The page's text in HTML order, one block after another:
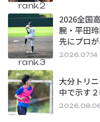
rank.2
2026全国
腕・平田
先にプロ
2026.07.14
rank.3
大分トリ
中で示す